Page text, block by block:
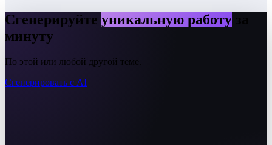
Сгенерируйте уникальную работу
минуту
По этой или любой другой теме.
Сгенерировать с AI